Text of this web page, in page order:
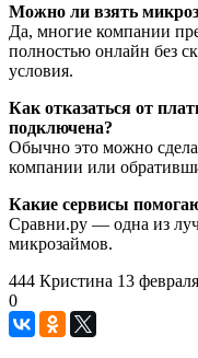
Можно ли взять
Да, многие компании
полностью онлайн без
условия.
Как отказаться от
подключена?
Обычно это можно
компании или
Какие сервисы
Сравни.ру — одна из
микрозаймов.
444 Кристина 13
0